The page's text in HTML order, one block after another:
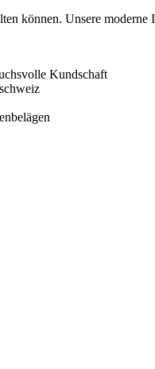
können. Unsere
Kundschaft